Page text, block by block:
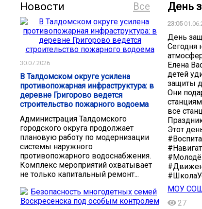
Все
Новости
30.07.2026
В Талдомском округе усилена
противопожарная инфраструктура: в
деревне Григорово ведется
строительство пожарного водоема
Администрация Талдомского
городского округа продолжает
плановую работу по модернизации
системы наружного
противопожарного водоснабжения.
Комплекс мероприятий охватывает
не только капитальный ремонт...
День
23:05
День
Сегодня
Елена
детей
защиты
Они
все
Этот
МОУ СОШ
27